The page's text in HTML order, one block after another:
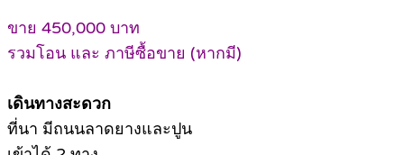
ขาย 450,000 บาท
รวมโอน และ ภาษีซื้อขาย (หากมี)
เดินทางสะดวก
ที่นา มีถนนลาดยางและปูน